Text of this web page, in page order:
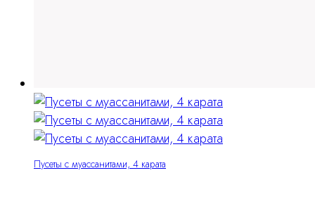
Пусеты с муассанитами, 4 карата